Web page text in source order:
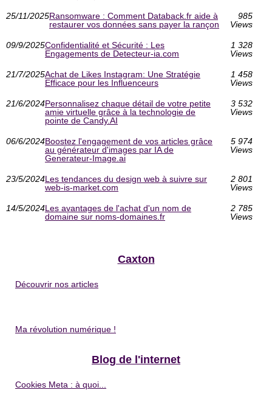
25/11/2025Ransomware : Comment Databack.fr aide à
restaurer vos données sans payer la rançon
985
Views
09/9/2025Confidentialité et Sécurité : Les
Engagements de Detecteur-ia.com
1 328
Views
21/7/2025Achat de Likes Instagram: Une Stratégie
Efficace pour les Influenceurs
1 458
Views
21/6/2024Personnalisez chaque détail de votre petite
amie virtuelle grâce à la technologie de
pointe de Candy.AI
3 532
Views
06/6/2024Boostez l'engagement de vos articles grâce
au générateur d'images par IA de
Generateur-Image.ai
5 974
Views
23/5/2024Les tendances du design web à suivre sur
web-is-market.com
2 801
Views
14/5/2024Les avantages de l'achat d'un nom de
domaine sur noms-domaines.fr
2 785
Views
Caxton
Découvrir nos articles
Ma révolution numérique !
Blog de l'internet
Cookies Meta : à quoi...